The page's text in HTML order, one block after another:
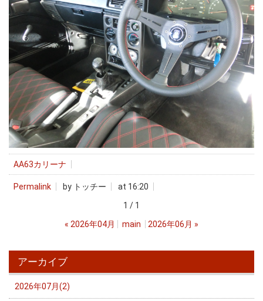
AA63カリーナ
Permalink by トッチー
at 16:20
1 / 1
« 2026年04月 main 2026年06月 »
アーカイブ
2026年07月(2)